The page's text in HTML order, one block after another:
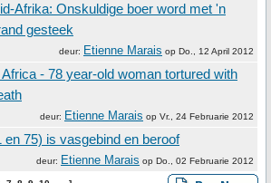
Afrika: Onskuldige boer word met 'n
gesteek
deur: Etienne Marais op Do., 12 April 2012
- 78 year-old woman tortured with
deur: Etienne Marais op Vr., 24 Februarie 2012
en 75) is vasgebind en beroof
deur: Etienne Marais op Do., 02 Februarie 2012